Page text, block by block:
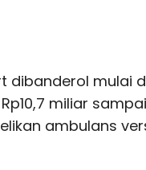
dibanderol mulai
miliar
ambulans